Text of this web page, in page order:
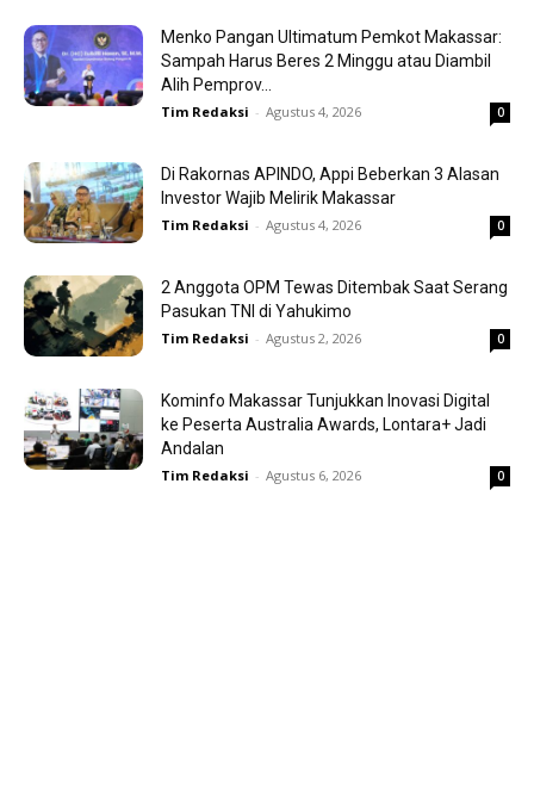
Menko Pangan Ultimatum Pemkot Makassar:
Sampah Harus Beres 2 Minggu atau Diambil
Alih Pemprov...
Tim Redaksi - Agustus 4, 2026 0
Di Rakornas APINDO, Appi Beberkan 3 Alasan
Investor Wajib Melirik Makassar
Tim Redaksi - Agustus 4, 2026 0
2 Anggota OPM Tewas Ditembak Saat Serang
Pasukan TNI di Yahukimo
Tim Redaksi - Agustus 2, 2026 0
Kominfo Makassar Tunjukkan Inovasi Digital
ke Peserta Australia Awards, Lontara+ Jadi
Andalan
Tim Redaksi - Agustus 6, 2026 0